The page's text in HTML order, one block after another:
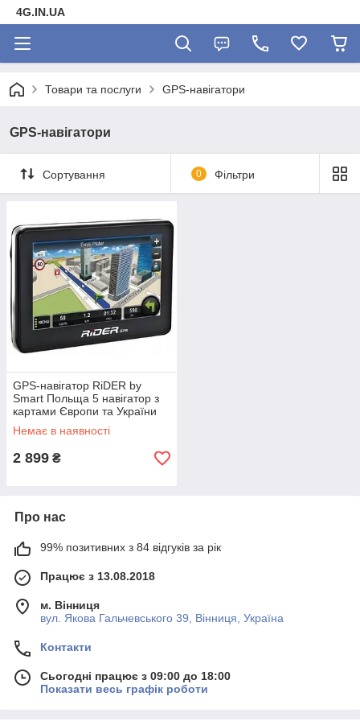
4G.IN.UA
Товари та послуги GPS-навігатори
GPS-навігатори
Сортування 0 Фільтри
GPS-навігатор RiDER by
Smart Польща 5 навігатор з
картами Європи та України
Немає в наявності
2 899 ₴
Про нас
99% позитивних з 84 відгуків за рік
Працює з 13.08.2018
м. Вінниця
вул. Якова Гальчевського 39, Вінниця, Україна
Контакти
Сьогодні працює з 09:00 до 18:00
Показати весь графік роботи